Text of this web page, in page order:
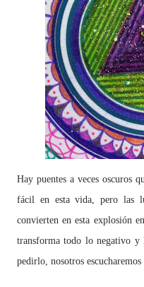
Hay puentes a veces oscuros
fácil en esta vida, pero las
convierten en esta explosión
transforma todo lo negativo
pedirlo, nosotros